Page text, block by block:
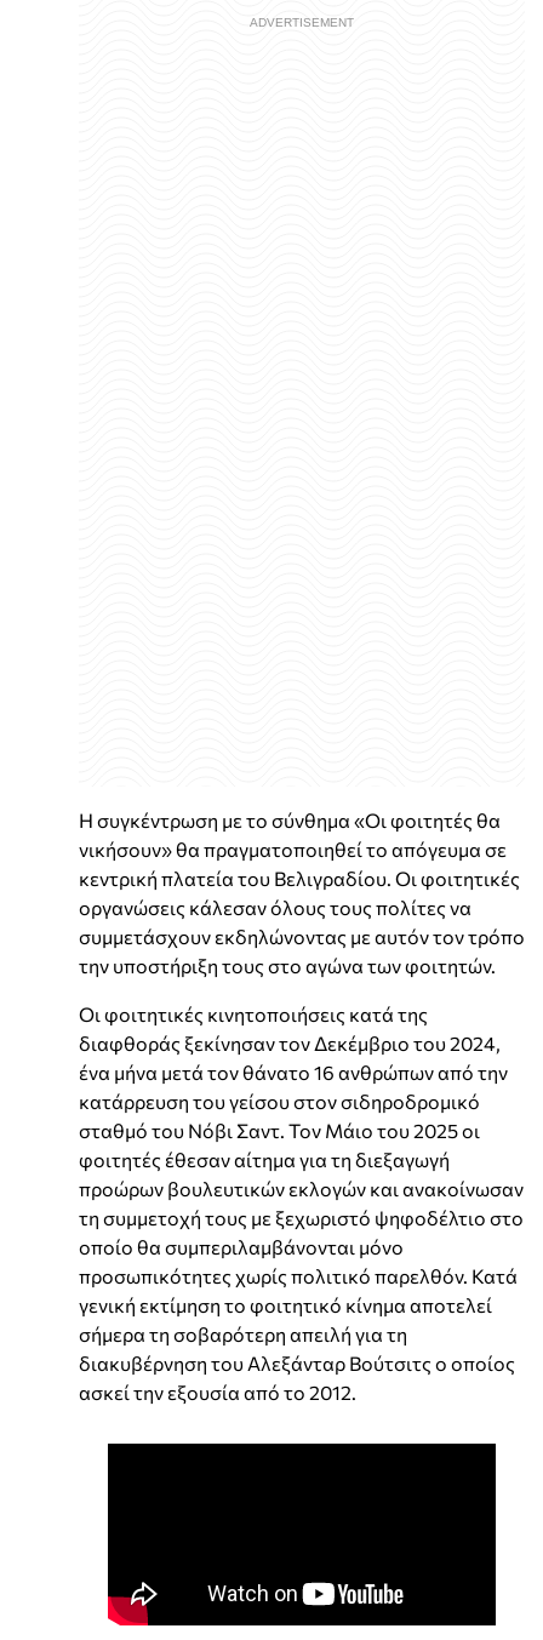
Η συγκέντρωση με το σύνθημα «Οι φοιτητές θα
νικήσουν» θα πραγματοποιηθεί το απόγευμα σε
κεντρική πλατεία του Βελιγραδίου. Οι φοιτητικές
οργανώσεις κάλεσαν όλους τους πολίτες να
συμμετάσχουν εκδηλώνοντας με αυτόν τον τρόπο
την υποστήριξη τους στο αγώνα των φοιτητών.
Οι φοιτητικές κινητοποιήσεις κατά της
διαφθοράς ξεκίνησαν τον Δεκέμβριο του 2024,
ένα μήνα μετά τον θάνατο 16 ανθρώπων από την
κατάρρευση του γείσου στον σιδηροδρομικό
σταθμό του Νόβι Σαντ. Τον Μάιο του 2025 οι
φοιτητές έθεσαν αίτημα για τη διεξαγωγή
προώρων βουλευτικών εκλογών και ανακοίνωσαν
τη συμμετοχή τους με ξεχωριστό ψηφοδέλτιο στο
οποίο θα συμπεριλαμβάνονται μόνο
προσωπικότητες χωρίς πολιτικό παρελθόν. Κατά
γενική εκτίμηση το φοιτητικό κίνημα αποτελεί
σήμερα τη σοβαρότερη απειλή για τη
διακυβέρνηση του Αλεξάνταρ Βούτσιτς ο οποίος
ασκεί την εξουσία από το 2012.